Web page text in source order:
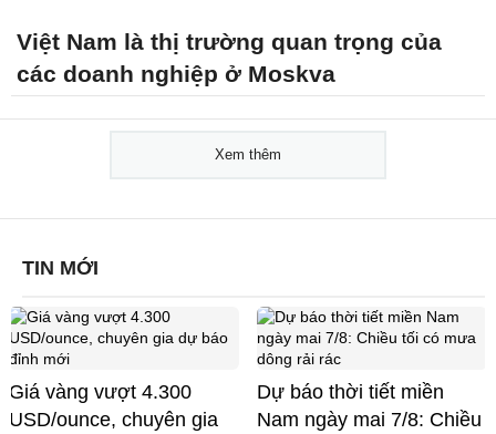
Việt Nam là thị trường quan trọng của
các doanh nghiệp ở Moskva
Xem thêm
TIN MỚI
Giá vàng vượt 4.300
USD/ounce, chuyên gia
Dự báo thời tiết miền
Nam ngày mai 7/8: Chiều